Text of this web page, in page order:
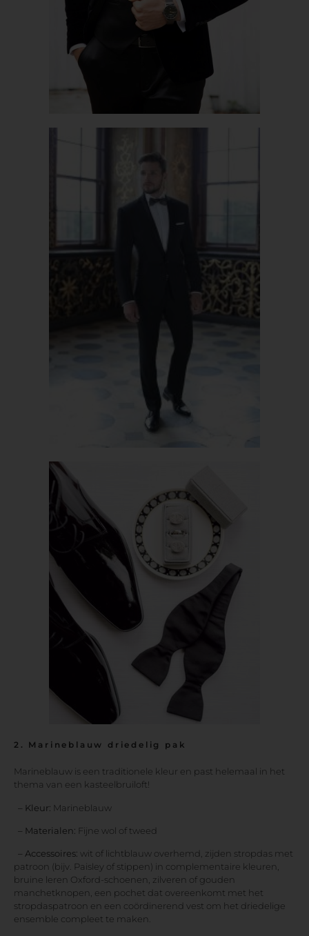
2. Marineblauw driedelig pak
Marineblauw is een traditionele kleur en past helemaal in het
thema van een kasteelbruiloft!
– Kleur: Marineblauw
– Materialen: Fijne wol of tweed
– Accessoires: wit of lichtblauw overhemd, zijden stropdas met
patroon (bijv. Paisley of stippen) in complementaire kleuren,
bruine leren Oxford-schoenen, zilveren of gouden
manchetknopen, een pochet dat overeenkomt met het
stropdaspatroon en een coördinerend vest om het driedelige
ensemble compleet te maken.